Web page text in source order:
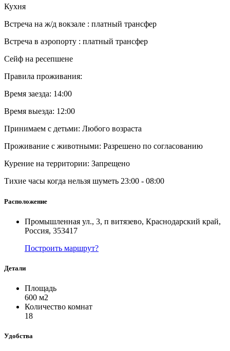
Кухня
Встреча на ж/д вокзале : платный трансфер
Встреча в аэропорту : платный трансфер
Сейф на ресепшене
Правила проживания:
Время заезда: 14:00
Время выезда: 12:00
Принимаем с детьми: Любого возраста
Проживание с животными: Разрешено по согласованию
Курение на территории: Запрещено
Тихие часы когда нельзя шуметь 23:00 - 08:00
Расположение
Промышленная ул., 3, п витязево, Краснодарский край,
Россия, 353417
Построить маршрут?
Детали
Площадь
600 м2
Количество комнат
18
Удобства